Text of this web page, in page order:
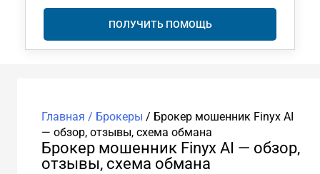
ПОЛУЧИТЬ ПОМОЩЬ
Главная / Брокеры / Брокер мошенник Finyx AI
— обзор, отзывы, схема обмана
Брокер мошенник Finyx AI — обзор,
отзывы, схема обмана